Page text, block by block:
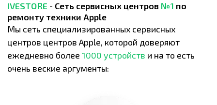
IVESTORE - Сеть сервисных центров №1 по
ремонту техники Apple
Мы сеть специализированных сервисных
центров центров Apple, которой доверяют
ежедневно более 1000 устройств и на то есть
очень веские аргументы: